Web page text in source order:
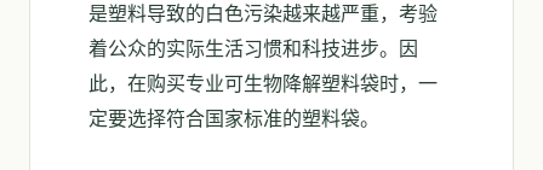
是塑料导致的白色污染越来越严重，考验
着公众的实际生活习惯和科技进步。因
此，在购买专业可生物降解塑料袋时，一
定要选择符合国家标准的塑料袋。